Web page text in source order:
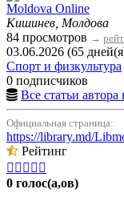
Moldova Online
Кишинев, Молдова
84 просмотров →
03.06.2026 (65
Спорт и физкультура
0 подписчиков
Все статьи
Официальная страница:
https://library.md/
Рейтинг
    
0 голос(а,ов)